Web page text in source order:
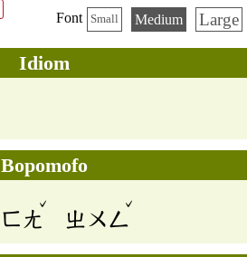
Font Small Medium Large
Idiom
Bopomofo
ㄈㄤ
ˇ
ㄓㄨㄥ
ˇ